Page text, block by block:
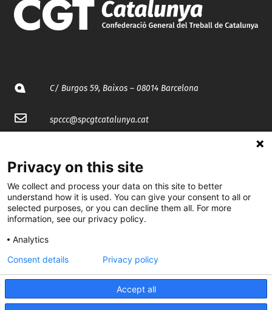
C/ Burgos 59, Baixos – 08014 Barcelona
spccc@spcgtcatalunya.cat
@CGTCatalunya
cgtcatalunya
cgtcatalunya
Privacy on this site
We collect and process your data on this site to better
understand how it is used. You can give your consent to all or
selected purposes, or you can decline them all. For more
information, see our privacy policy.
Analytics
Accept all
Consent details Privacy policy